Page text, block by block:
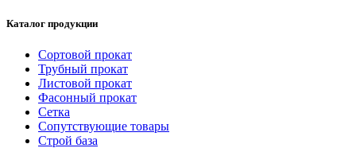
Каталог продукции
Сортовой прокат
Трубный прокат
Листовой прокат
Фасонный прокат
Сетка
Сопутствующие товары
Строй база